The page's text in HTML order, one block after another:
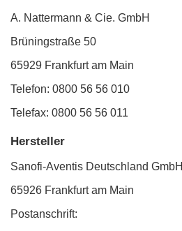
A. Nattermann & Cie. GmbH
Brüningstraße 50
65929 Frankfurt am Main
Telefon: 0800 56 56 010
Telefax: 0800 56 56 011
Hersteller
Sanofi-Aventis Deutschland GmbH
65926 Frankfurt am Main
Postanschrift: